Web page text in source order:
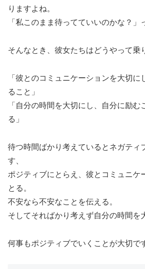
りますよね。
「私このまま待ってていいのかな？」
そんなとき、彼女たちはどうやって乗
「彼とのコミュニケーションを大切に
ること」
「自分の時間を大切にし、自分に励む
る」
待つ時間ばかり考えているとネガティ
す、
ポジティブにとらえ、彼とコミュニケ
とる。
不安なら不安なことを伝える。
そしてそればかり考えず自分の時間を
何事もポジティブでいくことが大切で